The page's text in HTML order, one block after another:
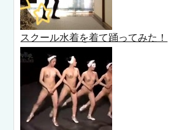
スクール水着を着て踊ってみた！